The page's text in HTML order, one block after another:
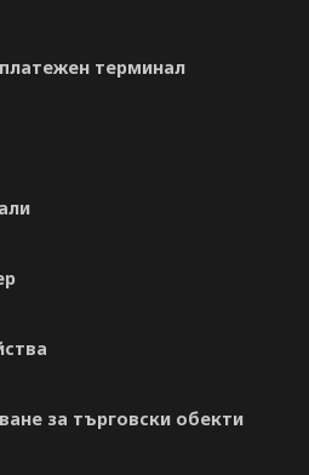
терминал
за търговски обекти